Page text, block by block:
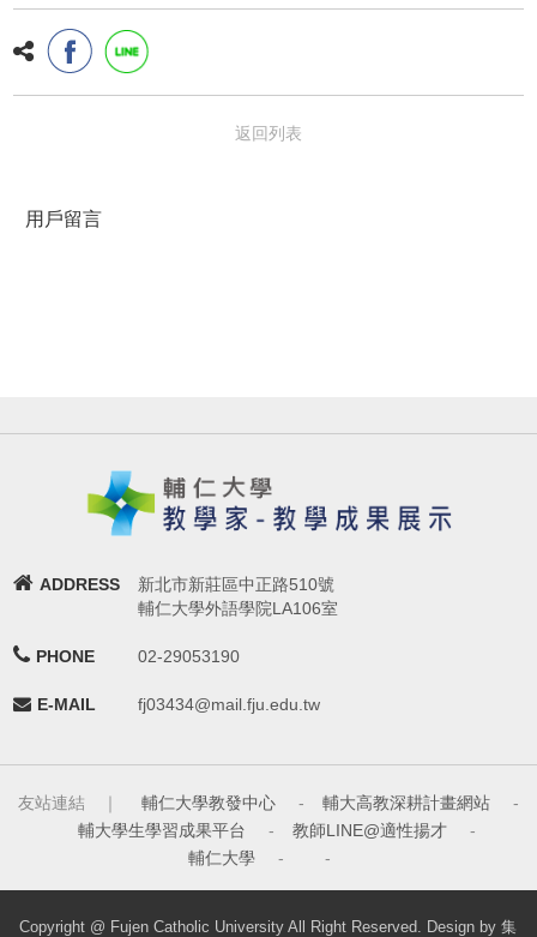
返回列表
用戶留言
ADDRESS
新北市新莊區中正路510號
輔仁大學外語學院LA106室
PHONE 02-29053190
E-MAIL fj03434@mail.fju.edu.tw
友站連結 ｜ 輔仁大學教發中心 - 輔大高教深耕計畫網站
-
輔大學生學習成果平台
- 教師LINE@適性揚才
-
輔仁大學
- -
Copyright @ Fujen Catholic University All Right Reserved. Design by 集